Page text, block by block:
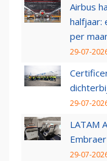
Airbus
halfjaar:
per
29-07-
29-07-
LATAM
29-07-